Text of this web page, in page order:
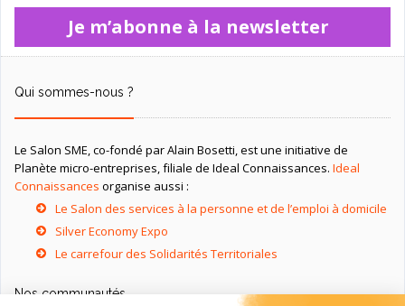
Je m’abonne à la newsletter
Qui sommes-nous ?
Le Salon SME, co-fondé par Alain Bosetti, est une initiative de
Planète micro-entreprises, filiale de Ideal Connaissances. Ideal
Connaissances organise aussi :
Le Salon des services à la personne et de l’emploi à domicile
Silver Economy Expo
Le carrefour des Solidarités Territoriales
Nos communautés